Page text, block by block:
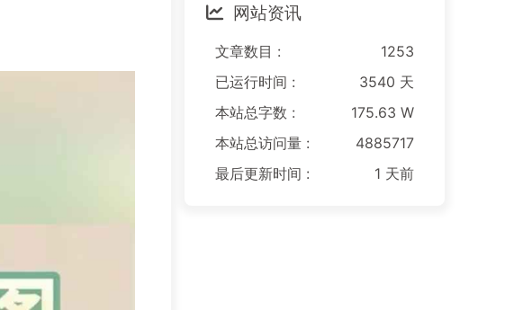
网站资讯
文章数目 :
1253
已运行时间 :
3540 天
本站总字数 :
175.63 W
本站总访问量 :
4885717
最后更新时间 :
1 天前